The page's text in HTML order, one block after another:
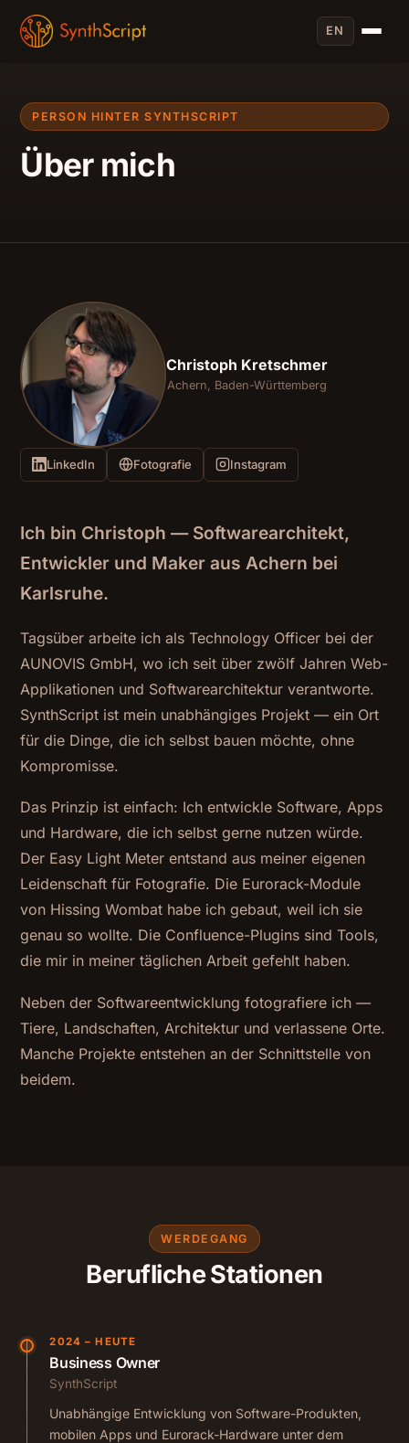
EN
PERSON HINTER SYNTHSCRIPT
Über mich
Christoph Kretschmer
Achern, Baden-Württemberg
LinkedIn Fotografie Instagram
Ich bin Christoph — Softwarearchitekt,
Entwickler und Maker aus Achern bei
Karlsruhe.
Tagsüber arbeite ich als Technology Officer bei der
AUNOVIS GmbH, wo ich seit über zwölf Jahren Web-
Applikationen und Softwarearchitektur verantworte.
SynthScript ist mein unabhängiges Projekt — ein Ort
für die Dinge, die ich selbst bauen möchte, ohne
Kompromisse.
Das Prinzip ist einfach: Ich entwickle Software, Apps
und Hardware, die ich selbst gerne nutzen würde.
Der Easy Light Meter entstand aus meiner eigenen
Leidenschaft für Fotografie. Die Eurorack-Module
von Hissing Wombat habe ich gebaut, weil ich sie
genau so wollte. Die Confluence-Plugins sind Tools,
die mir in meiner täglichen Arbeit gefehlt haben.
Neben der Softwareentwicklung fotografiere ich —
Tiere, Landschaften, Architektur und verlassene Orte.
Manche Projekte entstehen an der Schnittstelle von
beidem.
WERDEGANG
Berufliche Stationen
2024 – HEUTE
Business Owner
SynthScript
Unabhängige Entwicklung von Software-Produkten,
mobilen Apps und Eurorack-Hardware unter dem